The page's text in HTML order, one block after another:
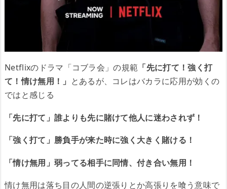
Netflixのドラマ「コブラ会」の規範 「先に打て！強く打
て！情け無用！」 とあるが、コレはバカラに応用が効くの
ではと感じる
「先に打て」誰よりも先に賭けて他人に迷わされず！
「強く打て」勝負手が来た時に強く大きく賭ける！
「情け無用」弱ってる相手に同情、付き合い無用！
情け無用は落ち目の人間の逆張りとか高張りを喰う意味で